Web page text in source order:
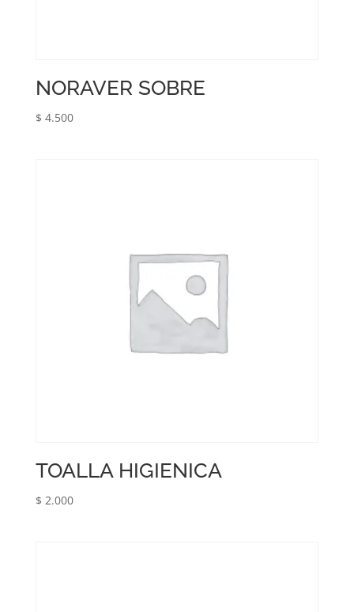
NORAVER SOBRE
$ 4.500
TOALLA HIGIENICA
$ 2.000